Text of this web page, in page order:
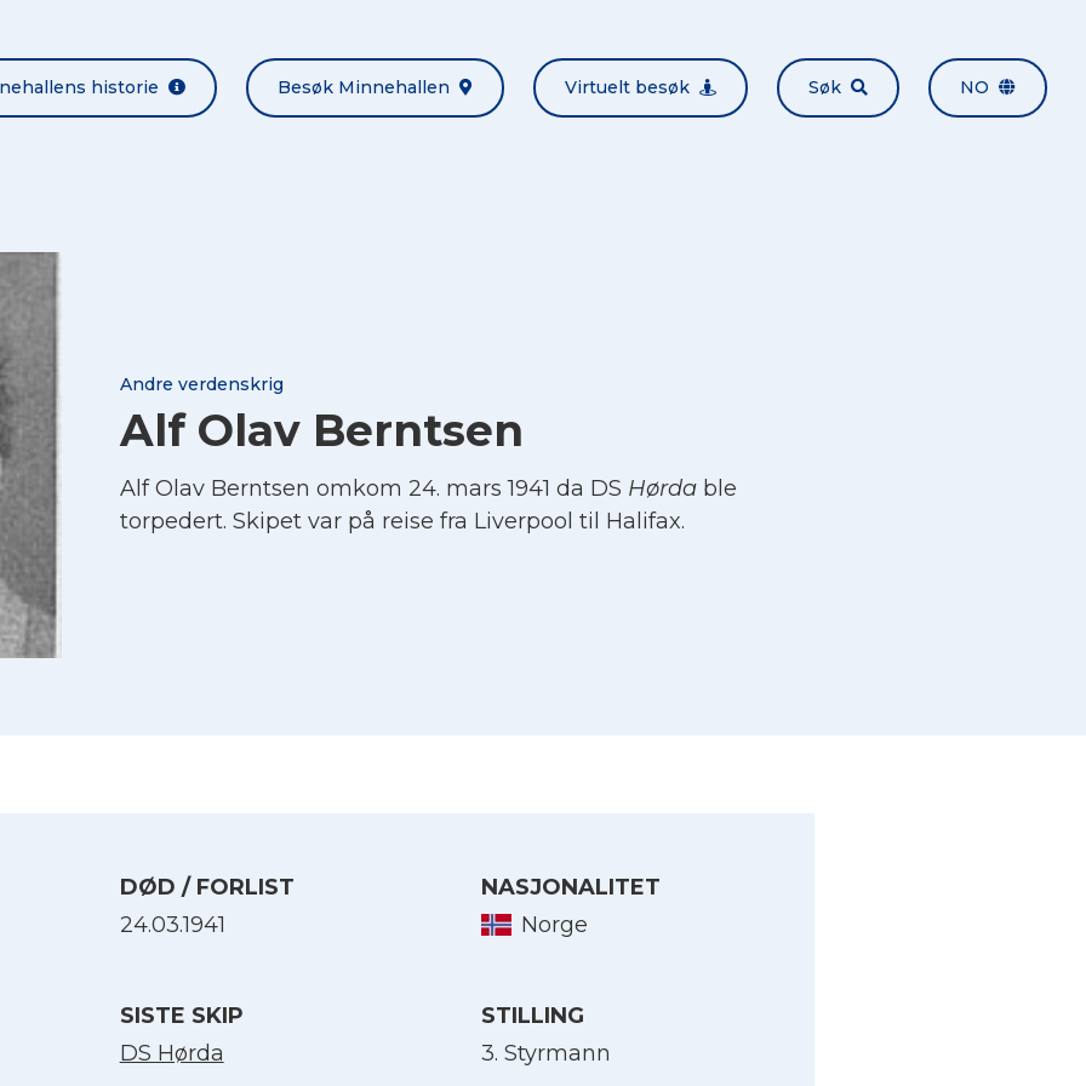
historie Besøk Minnehallen Virtuelt besøk Søk NO
Andre verdenskrig
Alf Olav Berntsen
Alf Olav Berntsen omkom 24. mars 1941 da DS Hørdable
torpedert. Skipet var på reise fra Liverpool til Halifax.
DØD / FORLIST
24.03.1941
NASJONALITET
Norge
SISTE SKIP
DS Hørda
STILLING
3. Styrmann
English